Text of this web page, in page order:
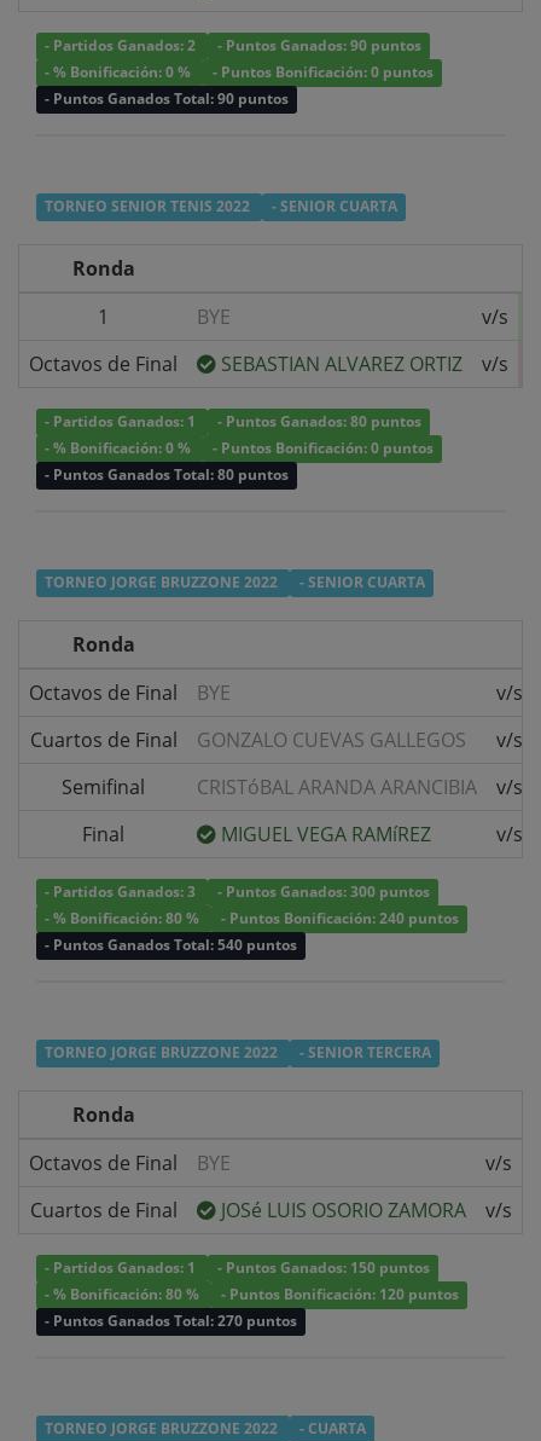
- Partidos Ganados: 2
- Puntos Ganados: 90 puntos
- % Bonificación: 0 %
- Puntos Bonificación: 0 puntos
- Puntos Ganados Total: 90 puntos
TORNEO SENIOR TENIS 2022 - SENIOR CUARTA
Ronda
1
BYE
v/s
Octavos de Final
SEBASTIAN ALVAREZ ORTIZ v/s
- Partidos Ganados: 1
- Puntos Ganados: 80 puntos
- % Bonificación: 0 %
- Puntos Bonificación: 0 puntos
- Puntos Ganados Total: 80 puntos
TORNEO JORGE BRUZZONE 2022 - SENIOR CUARTA
Ronda
Octavos de Final
BYE
v/s
Cuartos de Final
GONZALO CUEVAS GALLEGOS
v/s
Semifinal
CRISTóBAL ARANDA ARANCIBIA
v/s
Final
MIGUEL VEGA RAMíREZ v/s
- Partidos Ganados: 3
- Puntos Ganados: 300 puntos
- % Bonificación: 80 %
- Puntos Bonificación: 240 puntos
- Puntos Ganados Total: 540 puntos
TORNEO JORGE BRUZZONE 2022 - SENIOR TERCERA
Ronda
Octavos de Final
BYE
v/s
Cuartos de Final
JOSé LUIS OSORIO ZAMORA v/s
- Partidos Ganados: 1
- Puntos Ganados: 150 puntos
- % Bonificación: 80 %
- Puntos Bonificación: 120 puntos
- Puntos Ganados Total: 270 puntos
TORNEO JORGE BRUZZONE 2022 - CUARTA